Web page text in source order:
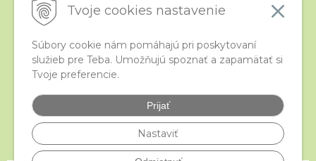
Tvoje cookies nastavenie
Súbory cookie nám pomáhajú pri poskytovaní
služieb pre Teba. Umožňujú spoznať a zapamätať si
Tvoje preferencie.
Prijať
Nastaviť
Obchodné podmienky
iStraka
Veľkoobchod
Najčastejšie otázky
Certifikáty